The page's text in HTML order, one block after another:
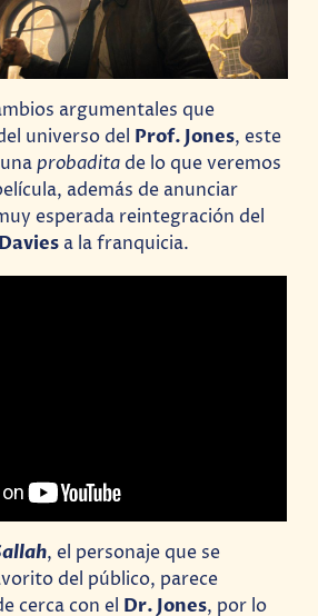
argumentales que
universo del Prof. Jones, este
probaditade lo que veremos
además de anunciar
esperada reintegración del
a la franquicia.
, el personaje que se
del público, parece
cerca con el Dr. Jones, por lo